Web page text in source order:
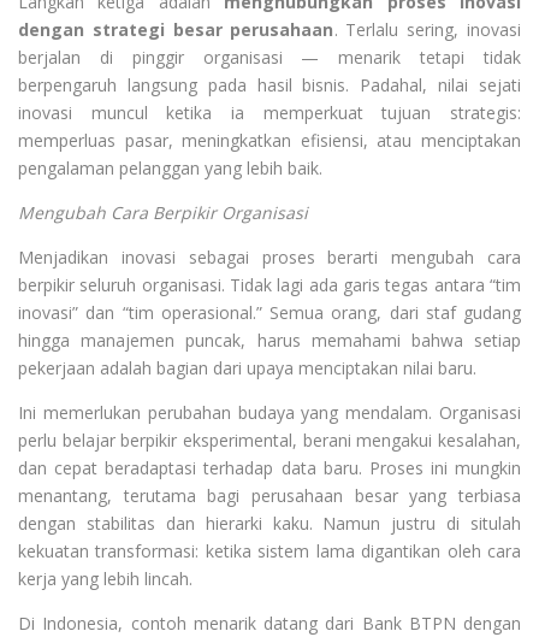
dengan strategi besar perusahaan. Terlalu sering, inovasi
berjalan di pinggir organisasi — menarik tetapi tidak
berpengaruh langsung pada hasil bisnis. Padahal, nilai sejati
inovasi muncul ketika ia memperkuat tujuan strategis:
memperluas pasar, meningkatkan efisiensi, atau menciptakan
pengalaman pelanggan yang lebih baik.
Mengubah Cara Berpikir Organisasi
Menjadikan inovasi sebagai proses berarti mengubah cara
berpikir seluruh organisasi. Tidak lagi ada garis tegas antara “tim
inovasi” dan “tim operasional.” Semua orang, dari staf gudang
hingga manajemen puncak, harus memahami bahwa setiap
pekerjaan adalah bagian dari upaya menciptakan nilai baru.
Ini memerlukan perubahan budaya yang mendalam. Organisasi
perlu belajar berpikir eksperimental, berani mengakui kesalahan,
dan cepat beradaptasi terhadap data baru. Proses ini mungkin
menantang, terutama bagi perusahaan besar yang terbiasa
dengan stabilitas dan hierarki kaku. Namun justru di situlah
kekuatan transformasi: ketika sistem lama digantikan oleh cara
kerja yang lebih lincah.
Di Indonesia, contoh menarik datang dari Bank BTPN dengan